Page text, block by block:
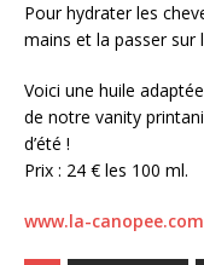
Pour hydrater les
mains et la passer sur
Voici une huile
de notre vanity
d’été !
Prix : 24 € les 100 ml.
www.la-canopee.com